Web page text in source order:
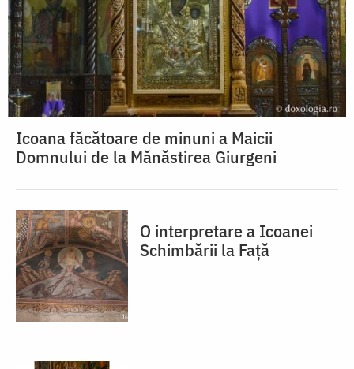
Icoana făcătoare de minuni a Maicii
Domnului de la Mănăstirea Giurgeni
O interpretare a Icoanei
Schimbării la Față